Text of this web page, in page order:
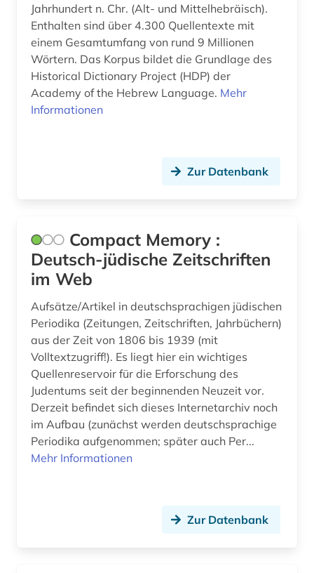
verzeichnis (1)
wörterbuch (3)
zeitschriftenaufsatz (1)
Jahrhundert n. Chr. (Alt- und Mittelhebräisch).
Enthalten sind über 4.300 Quellentexte mit
einem Gesamtumfang von rund 9 Millionen
Wörtern. Das Korpus bildet die Grundlage des
Historical Dictionary Project (HDP) der
Academy of the Hebrew Language. Mehr
Informationen
Zur Datenbank
Compact Memory :
Deutsch-jüdische Zeitschriften
im Web
Aufsätze/Artikel in deutschsprachigen jüdischen
Periodika (Zeitungen, Zeitschriften, Jahrbüchern)
aus der Zeit von 1806 bis 1939 (mit
Volltextzugriff!). Es liegt hier ein wichtiges
Quellenreservoir für die Erforschung des
Judentums seit der beginnenden Neuzeit vor.
Derzeit befindet sich dieses Internetarchiv noch
im Aufbau (zunächst werden deutschsprachige
Periodika aufgenommen; später auch Per...
Mehr Informationen
Zur Datenbank